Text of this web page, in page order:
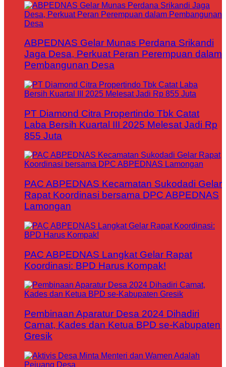
ABPEDNAS Gelar Munas Perdana Srikandi
Jaga Desa, Perkuat Peran Perempuan dalam
Pembangunan Desa
PT Diamond Citra Propertindo Tbk Catat
Laba Bersih Kuartal III 2025 Melesat Jadi Rp
855 Juta
PAC ABPEDNAS Kecamatan Sukodadi Gelar
Rapat Koordinasi bersama DPC ABPEDNAS
Lamongan
PAC ABPEDNAS Langkat Gelar Rapat
Koordinasi: BPD Harus Kompak!
Pembinaan Aparatur Desa 2024 Dihadiri
Camat, Kades dan Ketua BPD se-Kabupaten
Gresik